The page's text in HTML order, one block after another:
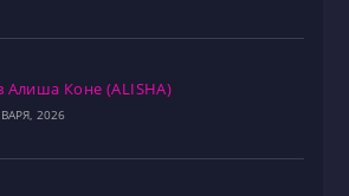
Алиша Коне (ALISHA)
2026